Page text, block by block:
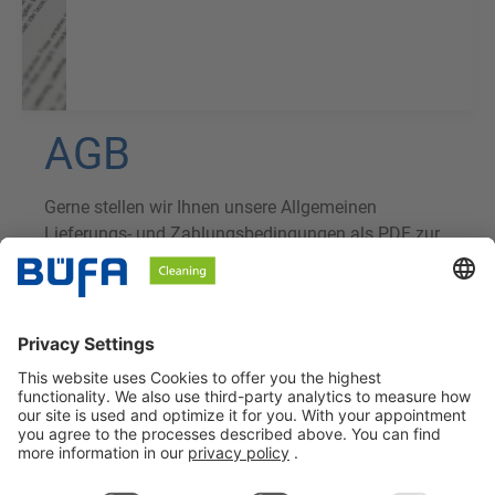
AGB
Gerne stellen wir Ihnen unsere Allgemeinen
Lieferungs- und Zahlungsbedingungen als PDF zur
Verfügung.
AGB BÜFA Cleaning GmbH & Co. KG Export